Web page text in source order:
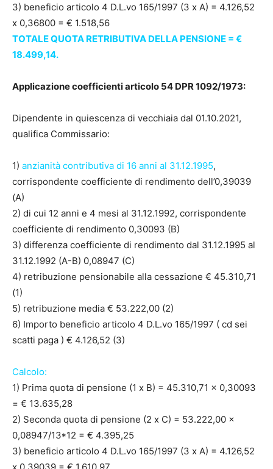
3) beneficio articolo 4 D.L.vo 165/1997 (3 x A) = 4.126,52
x 0,36800 = € 1.518,56
TOTALE QUOTA RETRIBUTIVA DELLA PENSIONE = €
18.499,14.
Applicazione coefficienti articolo 54 DPR 1092/1973:
Dipendente in quiescenza di vecchiaia dal 01.10.2021,
qualifica Commissario:
1) anzianità contributiva di 16 anni al 31.12.1995,
corrispondente coefficiente di rendimento dell’0,39039
(A)
2) di cui 12 anni e 4 mesi al 31.12.1992, corrispondente
coefficiente di rendimento 0,30093 (B)
3) differenza coefficiente di rendimento dal 31.12.1995 al
31.12.1992 (A-B) 0,08947 (C)
4) retribuzione pensionabile alla cessazione € 45.310,71
(1)
5) retribuzione media € 53.222,00 (2)
6) Importo beneficio articolo 4 D.L.vo 165/1997 ( cd sei
scatti paga ) € 4.126,52 (3)
Calcolo:
1) Prima quota di pensione (1 x B) = 45.310,71 x 0,30093
= € 13.635,28
2) Seconda quota di pensione (2 x C) = 53.222,00 x
0,08947/13*12 = € 4.395,25
3) beneficio articolo 4 D.L.vo 165/1997 (3 x A) = 4.126,52
x 0,39039 = € 1.610,97